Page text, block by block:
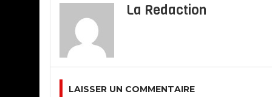
La Redaction
LAISSER UN COMMENTAIRE